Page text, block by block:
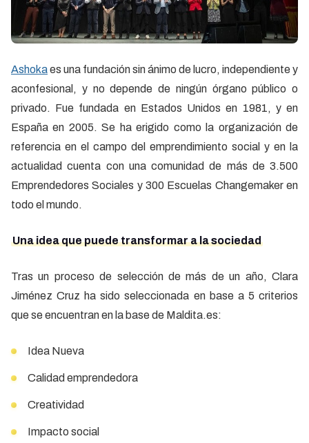
Ashokaes una fundación sin ánimo de lucro, independiente y
aconfesional, y no depende de ningún órgano público o
privado. Fue fundada en Estados Unidos en 1981, y en
España en 2005. Se ha erigido como la organización de
referencia en el campo del emprendimiento social y en la
actualidad cuenta con una comunidad de más de 3.500
Emprendedores Sociales y 300 Escuelas Changemaker en
todo el mundo.
Una idea que puede transformar a la sociedad
Tras un proceso de selección de más de un año, Clara
Jiménez Cruz ha sido seleccionada en base a 5 criterios
que se encuentran en la base de Maldita.es:
Idea Nueva
Calidad emprendedora
Creatividad
Impacto social